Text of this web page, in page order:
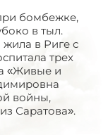
бомбежке,
в тыл.
жила в Риге с
трех
«Живые и
войны,
Саратова».